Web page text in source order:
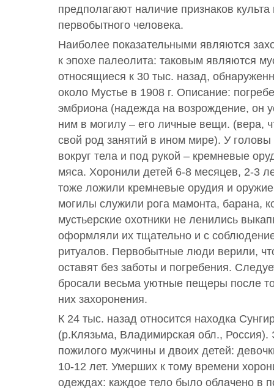
предполагают наличие признаков культа
первобытного человека.
Наиболее показательными являются
к эпохе палеолита: таковым являются
относящиеся к 30 тыс. назад,
около Мустье в 1908 г. Описание:
эмбриона (надежда на возрождение, он
ним в могилу – его личные вещи. (вера,
свой род занятий в ином мире). У
вокруг тела и под рукой – кремневые
мяса. Хоронили детей 6-8 месяцев, 2-3
тоже ложили кремневые орудия и
могилы служили рога мамонта, барана,
мустьерские охотники не ленились
оформляли их тщательно и с
ритуалов. Первобытные люди верили,
оставят без заботы и погребения.
бросали весьма уютные пещеры после
них захоронения.
К 24 тыс. назад относится находка
(р.Клязьма, Владимирская обл., Россия).
пожилого мужчины и двоих детей:
10-12 лет. Умерших к тому времени
одеждах: каждое тело было облачено в